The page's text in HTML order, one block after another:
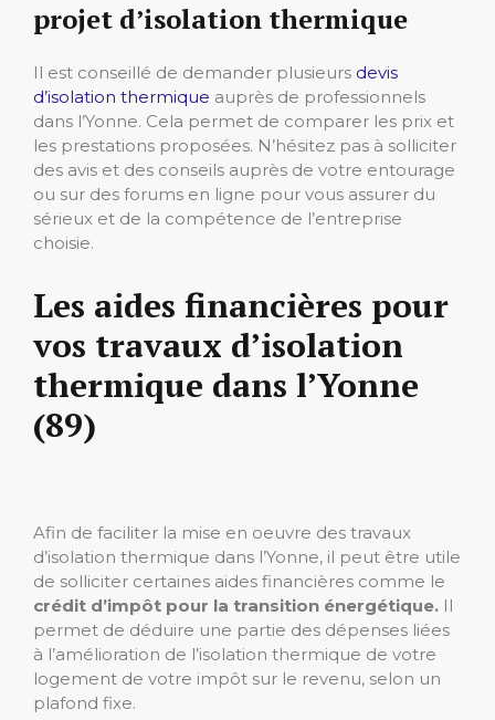
projet d’isolation thermique
Il est conseillé de demander plusieurs devis
d’isolation thermique auprès de professionnels
dans l’Yonne. Cela permet de comparer les prix et
les prestations proposées. N’hésitez pas à solliciter
des avis et des conseils auprès de votre entourage
ou sur des forums en ligne pour vous assurer du
sérieux et de la compétence de l’entreprise
choisie.
Les aides financières pour
vos travaux d’isolation
thermique dans l’Yonne
(89)
Afin de faciliter la mise en oeuvre des travaux
d’isolation thermique dans l’Yonne, il peut être utile
de solliciter certaines aides financières comme le
crédit d’impôt pour la transition énergétique. Il
permet de déduire une partie des dépenses liées
à l’amélioration de l’isolation thermique de votre
logement de votre impôt sur le revenu, selon un
plafond fixe.